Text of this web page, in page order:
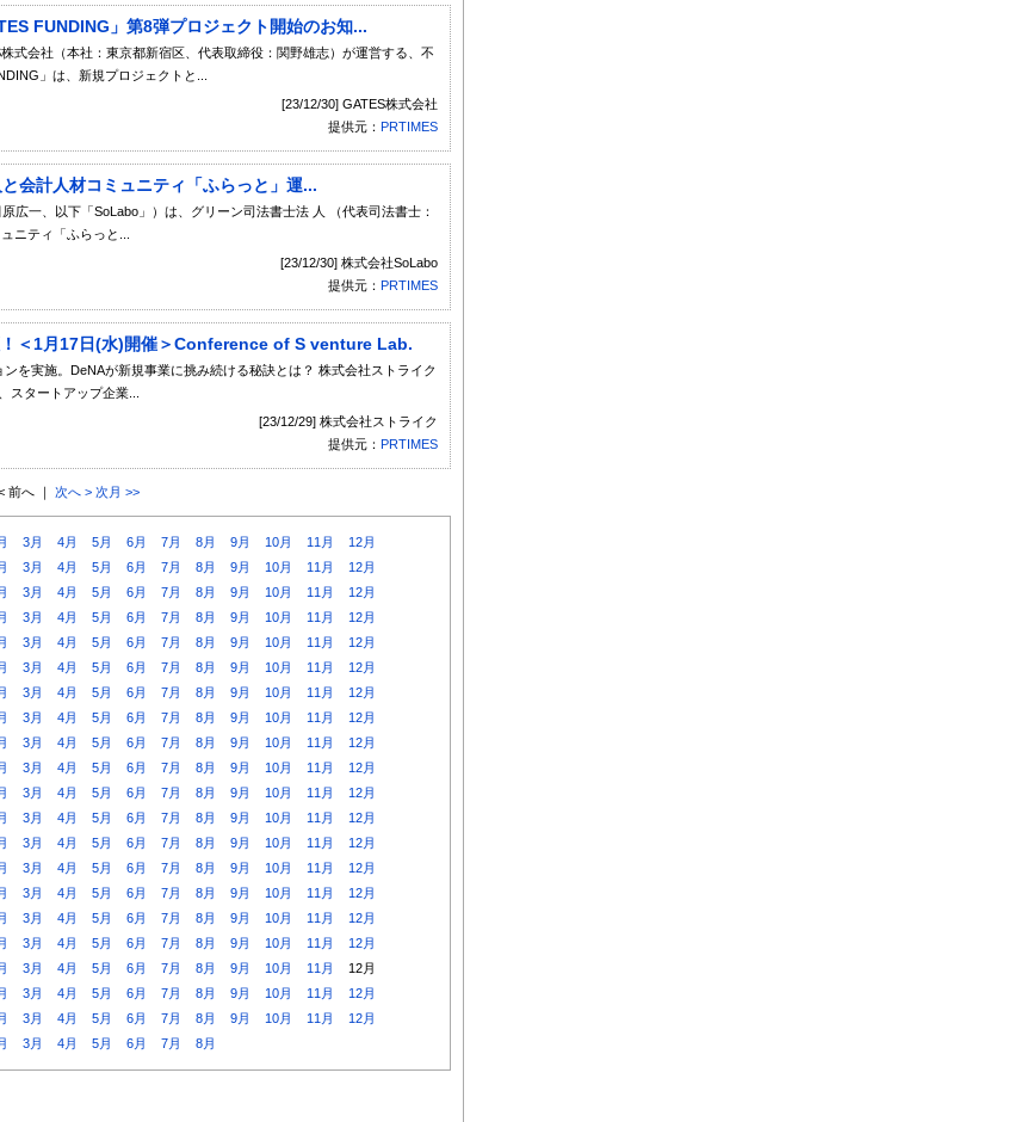
FUNDING」第8弾プロジェクト開始のお知...
会社（本社：東京都新宿区、代表取締役：関野雄志）が運営する、不
」は、新規プロジェクトと...
[23/12/30] GATES株式会社
提供元： PRTIMES
会計人材コミュニティ「ふらっと」運...
広一、以下「SoLabo」）は、グリーン司法書士法 人 （代表司法書士：
ニティ「ふらっと...
[23/12/30] 株式会社SoLabo
提供元： PRTIMES
＜1月17日(水)開催＞Conference of S venture Lab.
を実施。DeNAが新規事業に挑み続ける秘訣とは？ 株式会社ストライク
スタートアップ企業...
[23/12/29] 株式会社ストライク
提供元： PRTIMES
前へ ｜ 次へ > 次月 >>
3月 4月 5月 6月 7月 8月 9月 10月 11月
12月
3月 4月 5月 6月 7月 8月 9月 10月 11月
12月
3月 4月 5月 6月 7月 8月 9月 10月 11月
12月
3月 4月 5月 6月 7月 8月 9月 10月 11月
12月
3月 4月 5月 6月 7月 8月 9月 10月 11月
12月
3月 4月 5月 6月 7月 8月 9月 10月 11月
12月
3月 4月 5月 6月 7月 8月 9月 10月 11月
12月
3月 4月 5月 6月 7月 8月 9月 10月 11月
12月
3月 4月 5月 6月 7月 8月 9月 10月 11月
12月
3月 4月 5月 6月 7月 8月 9月 10月 11月
12月
3月 4月 5月 6月 7月 8月 9月 10月 11月
12月
3月 4月 5月 6月 7月 8月 9月 10月 11月
12月
3月 4月 5月 6月 7月 8月 9月 10月 11月
12月
3月 4月 5月 6月 7月 8月 9月 10月 11月
12月
3月 4月 5月 6月 7月 8月 9月 10月 11月
12月
3月 4月 5月 6月 7月 8月 9月 10月 11月
12月
3月 4月 5月 6月 7月 8月 9月 10月 11月
12月
3月 4月 5月 6月 7月 8月 9月 10月 11月
12月
3月 4月 5月 6月 7月 8月 9月 10月 11月
12月
3月 4月 5月 6月 7月 8月 9月 10月 11月
12月
3月 4月 5月 6月 7月 8月